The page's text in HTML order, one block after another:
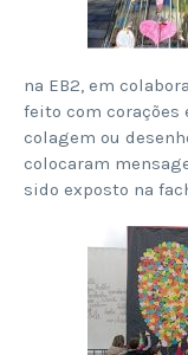
na EB2, em
feito com corações
colagem ou
colocaram
sido exposto na